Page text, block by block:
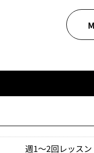
週1～2回レッス